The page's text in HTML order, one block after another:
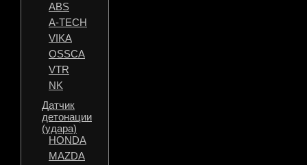
ABS
A-TECH
VIKA
OSSCA
VTR
NK
Датчик
детонации
(удара)
HONDA
MAZDA